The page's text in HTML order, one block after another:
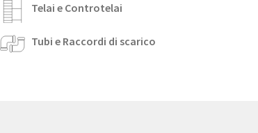
Telai e Controtelai
Tubi e Raccordi di scarico